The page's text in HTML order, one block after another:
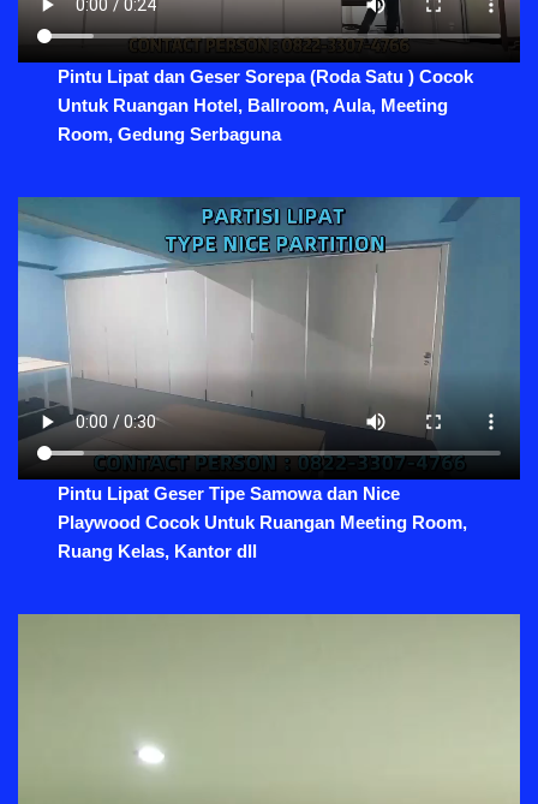
Pintu Lipat dan Geser Sorepa (Roda Satu ) Cocok
Untuk Ruangan Hotel, Ballroom, Aula, Meeting
Room, Gedung Serbaguna
Pintu Lipat Geser Tipe Samowa dan Nice
Playwood Cocok Untuk Ruangan Meeting Room,
Ruang Kelas, Kantor dll